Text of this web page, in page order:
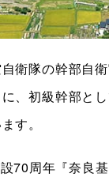
衛隊の幹部自
、初級幹部と
す。
70周年『奈良